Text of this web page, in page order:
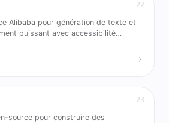
22
Alibaba pour génération de texte et
puissant avec accessibilité
›
23
source pour construire des